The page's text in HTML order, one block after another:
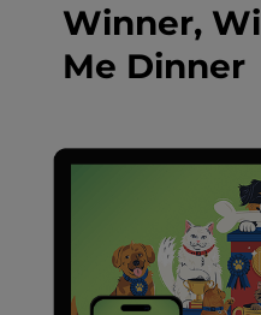
Winner,
Me Dinner